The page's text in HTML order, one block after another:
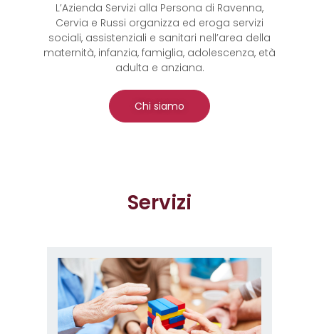
L’Azienda Servizi alla Persona di Ravenna,
Cervia e Russi organizza ed eroga servizi
sociali, assistenziali e sanitari nell’area della
maternità, infanzia, famiglia, adolescenza, età
adulta e anziana.
Chi siamo
Servizi